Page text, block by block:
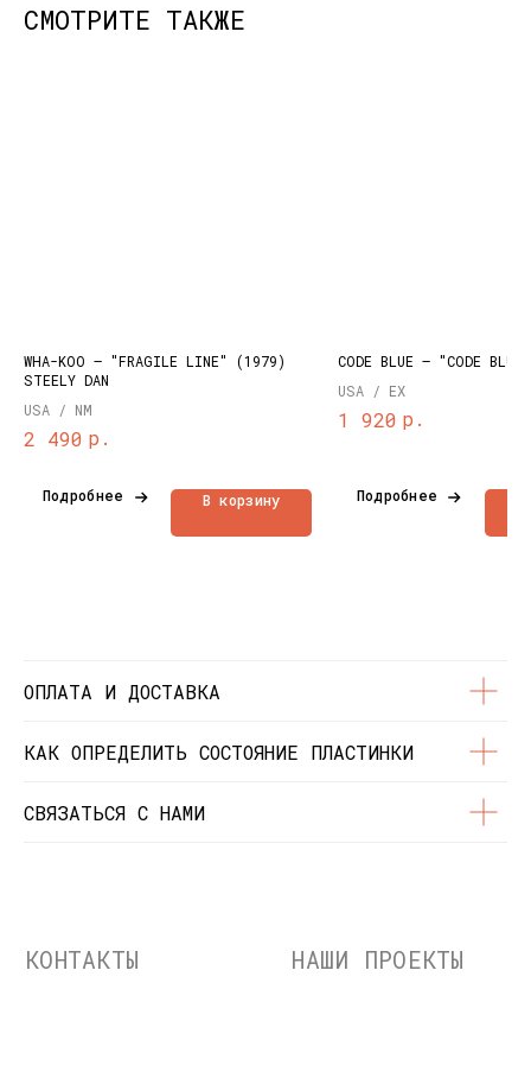
СМОТРИТЕ ТАКЖЕ
WHA-KOO – "FRAGILE LINE" (1979)
STEELY DAN
USA / NM
2 490 р.
Подробнее В корзину
CODE BLUE – "CODE
USA / EX
1 920 р.
Подробнее
ОПЛАТА И ДОСТАВКА
КАК ОПРЕДЕЛИТЬ СОСТОЯНИЕ ПЛАСТИНКИ
СВЯЗАТЬСЯ С НАМИ
НАВИГАЦИЯ
Доставка и оплата
Контакты
Состояние пластинок
Разработка сайта
Публичная оферта